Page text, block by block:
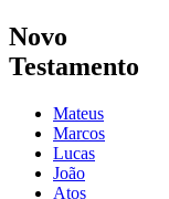
Novo
Testamento
Mateus
Marcos
Lucas
João
Atos